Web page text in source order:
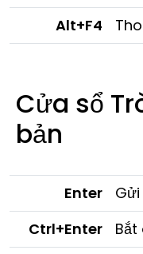
Alt+F4
Cửa sổ
bản
Enter
Ctrl+Enter